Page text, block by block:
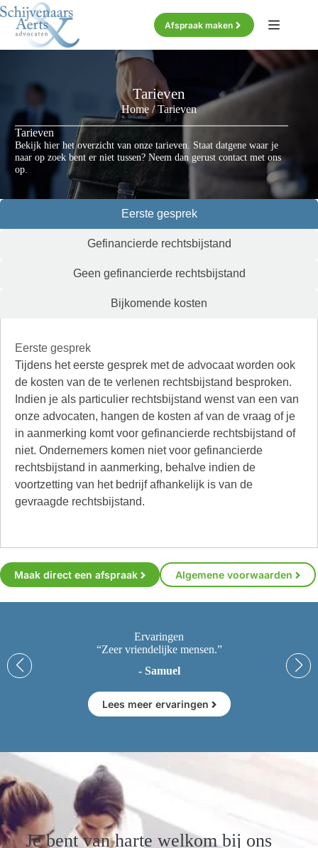
Ga
naar
Afspraak maken
Tarieven
Home /Tarieven
Tarieven
Bekijk hier het overzicht van onze tarieven. Staat datgene waar je
naar op zoek bent er niet tussen? Neem dan gerust contact met ons
op.
Eerste gesprek
Gefinancierde rechtsbijstand
Geen gefinancierde rechtsbijstand
Bijkomende kosten
Eerste gesprek
Tijdens het eerste gesprek met de advocaat worden ook
de kosten van de te verlenen rechtsbijstand besproken.
Indien je als particulier rechtsbijstand wenst van een van
onze advocaten, hangen de kosten af van de vraag of je
in aanmerking komt voor gefinancierde rechtsbijstand of
niet. Ondernemers komen niet voor gefinancierde
rechtsbijstand in aanmerking, behalve indien de
voortzetting van het bedrijf afhankelijk is van de
gevraagde rechtsbijstand.
Maak direct een afspraak Algemene voorwaarden
Ervaringen
“Zeer vriendelijke mensen.”
- Samuel
Lees meer ervaringen
Je bent van harte welkom bij ons